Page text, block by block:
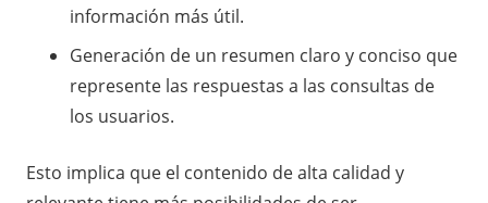
información más útil.
Generación de un resumen claro y conciso que
represente las respuestas a las consultas de
los usuarios.
Esto implica que el contenido de alta calidad y